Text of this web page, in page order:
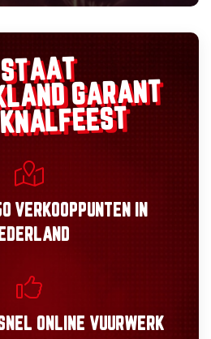
GARANT
VERKOOPPUNTEN
IN
ONLINE VUURWERK